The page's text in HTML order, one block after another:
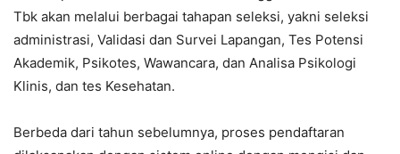
Tbk akan melalui berbagai tahapan seleksi, yakni seleksi
administrasi, Validasi dan Survei Lapangan, Tes Potensi
Akademik, Psikotes, Wawancara, dan Analisa Psikologi
Klinis, dan tes Kesehatan.
Berbeda dari tahun sebelumnya, proses pendaftaran